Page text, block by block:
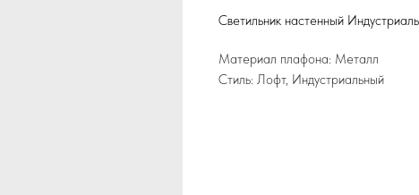
Светильник настенный
Материал плафона: Металл
Стиль: Лофт, Индустриальный